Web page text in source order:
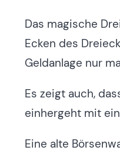
Das magische
Ecken des
Geldanlage nur
Es zeigt auch,
einhergeht mit
Eine alte